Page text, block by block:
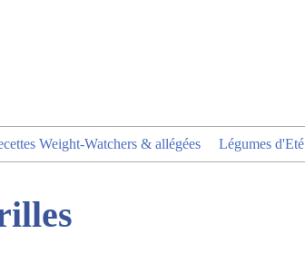
Weight-Watchers & allégées Légumes d'Eté